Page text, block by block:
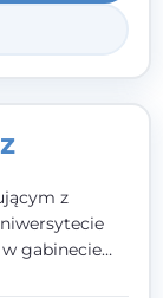
z
gabinecie
poznaję,